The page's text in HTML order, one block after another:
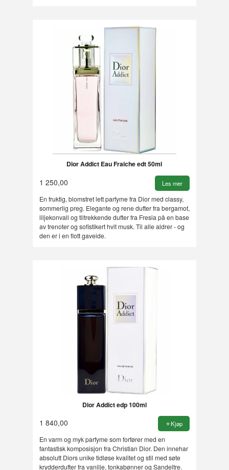
Dior Addict Eau Fraiche edt 50ml
1 250,00 Les mer
En fruktig, blomstret lett parfyme fra Dior med classy,
sommerlig preg. Elegante og rene dufter fra bergamot,
liljekonvall og tiltrekkende dufter fra Fresia på en base
av trenoter og sofistikert hvit musk. Til alle aldrer - og
den er i en flott gaveide.
Dior Addict edp 100ml
1 840,00 Kjøp
En varm og myk parfyme som forfører med en
fantastisk komposisjon fra Christian Dior. Den innehar
absolutt Diors unike tidløse kvalitet og stil med søte
krydderdufter fra vanilje, tonkabønner og Sandeltre.